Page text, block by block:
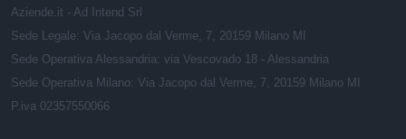
Aziende.it - Ad Intend Srl
Sede Legale: Via Jacopo dal Verme, 7, 20159 Milano MI
Sede Operativa Alessandria: via Vescovado 18 - Alessandria
Sede Operativa Milano: Via Jacopo dal Verme, 7, 20159 Milano MI
P.iva 02357550066